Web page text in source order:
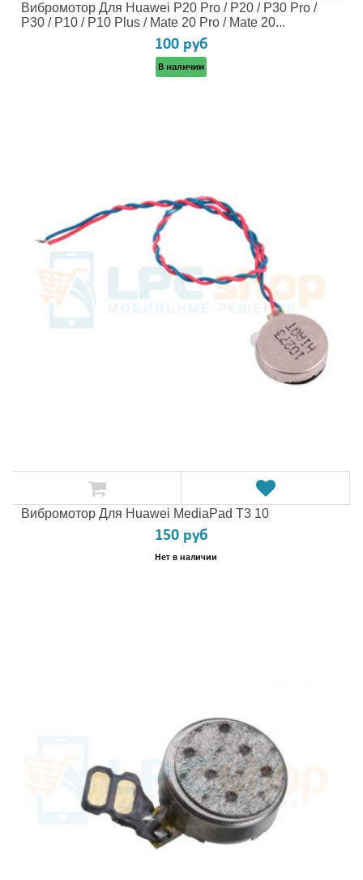
Вибромотор Для Huawei P20 Pro / P20 / P30 Pro /
P30 / P10 / P10 Plus / Mate 20 Pro / Mate 20...
100 руб
В наличии
Вибромотор Для Huawei MediaPad T3 10
150 руб
Нет в наличии